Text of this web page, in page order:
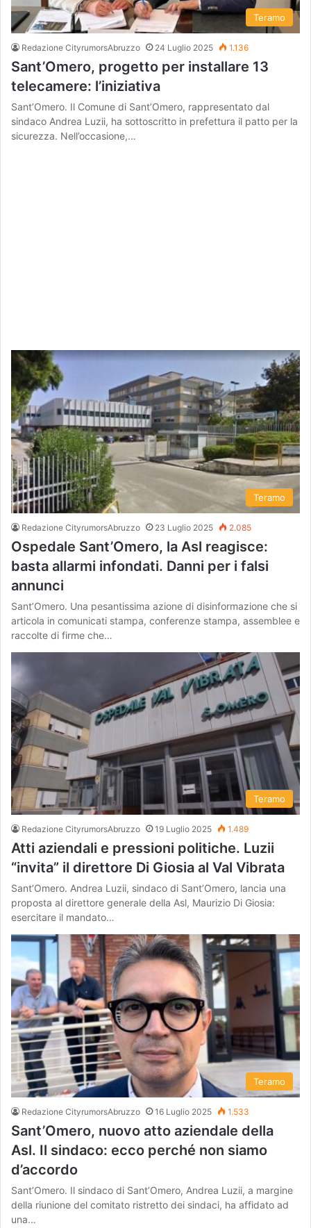
Teramo
Redazione CityrumorsAbruzzo 24 Luglio 2025 1.136
Sant’Omero, progetto per installare 13
telecamere: l’iniziativa
Sant’Omero. Il Comune di Sant’Omero, rappresentato dal
sindaco Andrea Luzii, ha sottoscritto in prefettura il patto per la
sicurezza. Nell’occasione,…
Teramo
Redazione CityrumorsAbruzzo 23 Luglio 2025 2.085
Ospedale Sant’Omero, la Asl reagisce:
basta allarmi infondati. Danni per i falsi
annunci
Sant’Omero. Una pesantissima azione di disinformazione che si
articola in comunicati stampa, conferenze stampa, assemblee e
raccolte di firme che…
Teramo
Redazione CityrumorsAbruzzo 19 Luglio 2025 1.489
Atti aziendali e pressioni politiche. Luzii
“invita” il direttore Di Giosia al Val Vibrata
Sant’Omero. Andrea Luzii, sindaco di Sant’Omero, lancia una
proposta al direttore generale della Asl, Maurizio Di Giosia:
esercitare il mandato…
Teramo
Redazione CityrumorsAbruzzo 16 Luglio 2025 1.533
Sant’Omero, nuovo atto aziendale della
Asl. Il sindaco: ecco perché non siamo
d’accordo
Sant’Omero. Il sindaco di Sant’Omero, Andrea Luzii, a margine
della riunione del comitato ristretto dei sindaci, ha affidato ad
una…